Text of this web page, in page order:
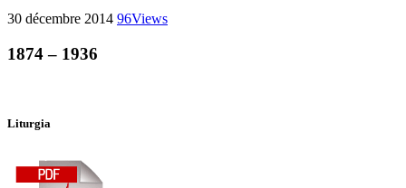
30 décembre 2014 96Views
1874 – 1936
Liturgia